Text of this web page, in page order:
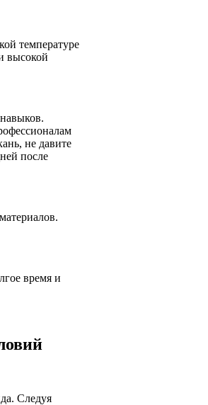
температуре
высокой
не давите
после
время и
Следуя